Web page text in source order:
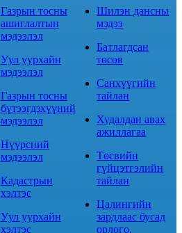
Газрын тосны
ашиглалтын
мэдээлэл
Уул уурхайн
мэдээлэл
Газрын тосны
бүтээгдэхүүний
мэдээлэл
Нүүрсний
мэдээлэл
Кадастрын
хэлтэс
Уул уурхайн
хэлтэс
Шилэн дансны
мэдээ
Батлагдсан
төсөв
Санхүүгийн
тайлан
Худалдан авах
ажиллагаа
Төсвийн
гүйцэтгэлийн
тайлан
Цалингийн
зардлаас бусад
орлого,